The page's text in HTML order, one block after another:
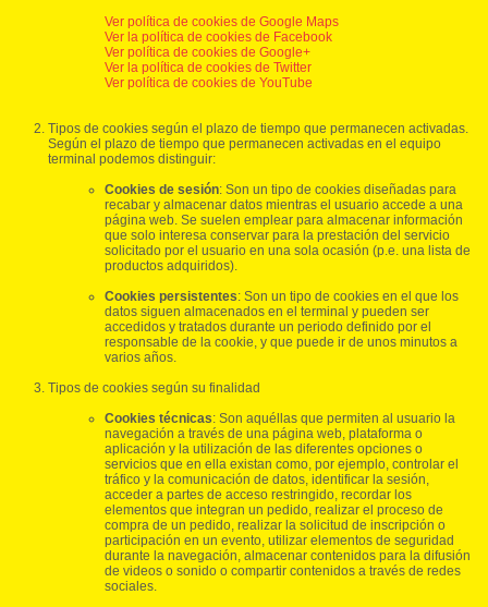
Ver política de cookies de Google Maps
Ver la política de cookies de Facebook
Ver política de cookies de Google+
Ver la política de cookies de Twitter
Ver política de cookies de YouTube
Tipos de cookies según el plazo de tiempo que permanecen activadas.
Según el plazo de tiempo que permanecen activadas en el equipo
terminal podemos distinguir:
Cookies de sesión: Son un tipo de cookies diseñadas para
recabar y almacenar datos mientras el usuario accede a una
página web. Se suelen emplear para almacenar información
que solo interesa conservar para la prestación del servicio
solicitado por el usuario en una sola ocasión (p.e. una lista de
productos adquiridos).
Cookies persistentes: Son un tipo de cookies en el que los
datos siguen almacenados en el terminal y pueden ser
accedidos y tratados durante un periodo definido por el
responsable de la cookie, y que puede ir de unos minutos a
varios años.
Tipos de cookies según su finalidad
Cookies técnicas: Son aquéllas que permiten al usuario la
navegación a través de una página web, plataforma o
aplicación y la utilización de las diferentes opciones o
servicios que en ella existan como, por ejemplo, controlar el
tráfico y la comunicación de datos, identificar la sesión,
acceder a partes de acceso restringido, recordar los
elementos que integran un pedido, realizar el proceso de
compra de un pedido, realizar la solicitud de inscripción o
participación en un evento, utilizar elementos de seguridad
durante la navegación, almacenar contenidos para la difusión
de videos o sonido o compartir contenidos a través de redes
sociales.